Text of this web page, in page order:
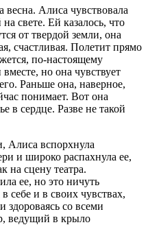
весна. Алиса чувствовала
свете. Ей казалось, что
от твердой земли, она
счастливая. Полетит прямо
по-настоящему
но она чувствует
Раньше она, наверное,
понимает. Вот она
в сердце. Разве не такой
Алиса вспорхнула
и широко распахнула ее,
на сцену театра.
ее, но это ничуть
себе и в своих чувствах,
здороваясь со всеми
ведущий в крыло